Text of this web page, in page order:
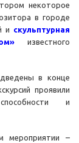
некоторое
в городе
и скульптурная
известного
в конце
проявили
и
мероприятии –